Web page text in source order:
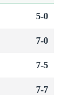
5-0
7-0
7-5
7-7